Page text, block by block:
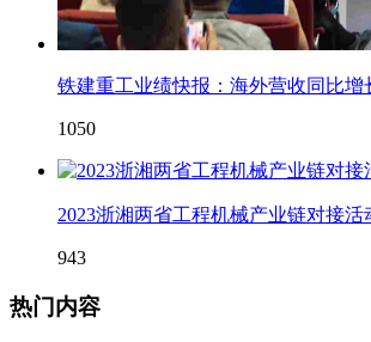
铁建重工业绩快报：海外营收同比增
1050
2023浙湘两省工程机械产业链对接活
943
热门内容